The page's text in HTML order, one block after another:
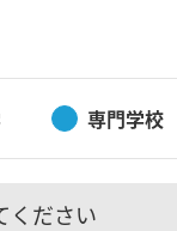
専門学校
ください